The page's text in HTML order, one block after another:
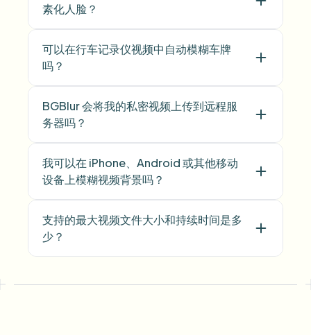
素化人脸？
可以在行车记录仪视频中自动模糊车牌
吗？
BGBlur 会将我的私密视频上传到远程服
务器吗？
我可以在 iPhone、Android 或其他移动
设备上模糊视频背景吗？
支持的最大视频文件大小和持续时间是多
少？